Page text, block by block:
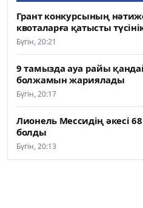
Грант конкурсының
квоталарға қатысты
Бүгін, 20:21
9 тамызда ауа райы
болжамын жариялады
Бүгін, 20:17
Лионель Мессидің әкесі
болды
Бүгін, 20:13